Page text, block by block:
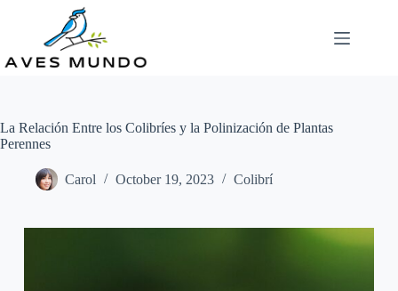
La Relación Entre los Colibríes y la Polinización de Plantas
Perennes
Carol October 19, 2023 Colibrí